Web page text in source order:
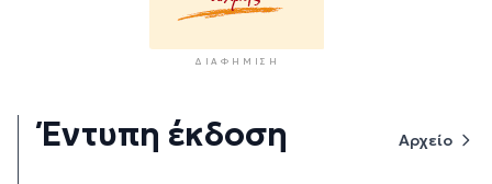
ΔΙΑΦΉΜΙΣΗ
Έντυπη έκδοση Αρχείο